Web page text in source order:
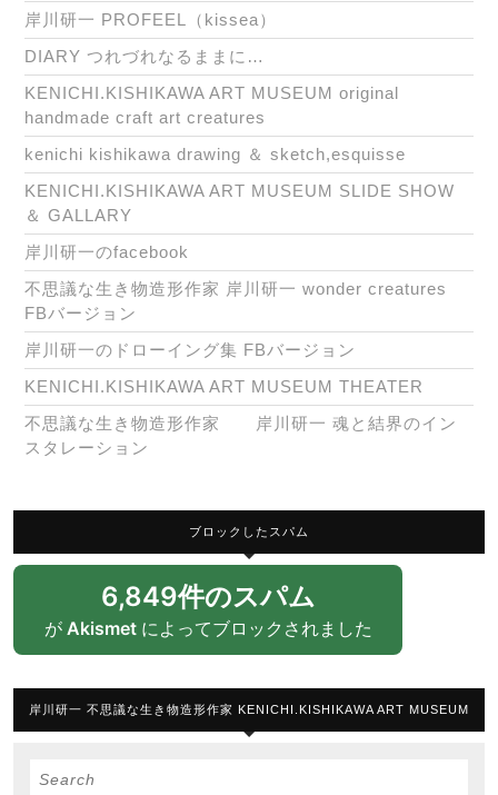
岸川研一 PROFEEL（kissea）
DIARY つれづれなるままに…
KENICHI.KISHIKAWA ART MUSEUM original
handmade craft art creatures
kenichi kishikawa drawing ＆ sketch,esquisse
KENICHI.KISHIKAWA ART MUSEUM SLIDE SHOW
＆ GALLARY
岸川研一のfacebook
不思議な生き物造形作家 岸川研一 wonder creatures
FBバージョン
岸川研一のドローイング集 FBバージョン
KENICHI.KISHIKAWA ART MUSEUM THEATER
不思議な生き物造形作家 岸川研一 魂と結界のイン
スタレーション
ブロックしたスパム
6,849件のスパム
が Akismetによってブロックされました
岸川研一 不思議な生き物造形作家 KENICHI.KISHIKAWA ART MUSEUM
Search